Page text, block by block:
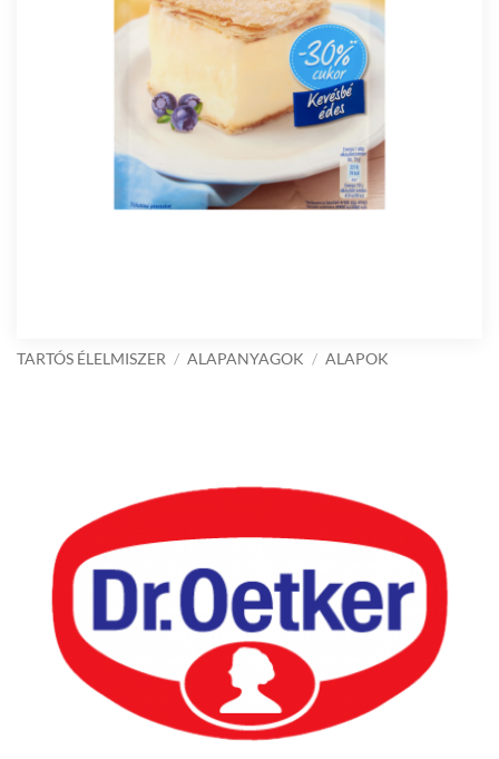
TARTÓS ÉLELMISZER / ALAPANYAGOK / ALAPOK